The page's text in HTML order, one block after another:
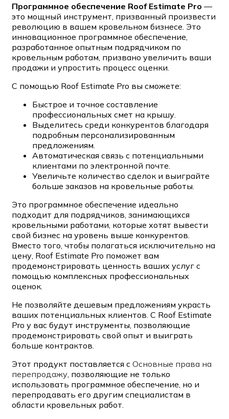
Программное обеспечение Roof Estimate Pro —
это мощный инструмент, призванный произвести
революцию в вашем кровельном бизнесе. Это
инновационное программное обеспечение,
разработанное опытным подрядчиком по
кровельным работам, призвано увеличить ваши
продажи и упростить процесс оценки.
С помощью Roof Estimate Pro вы сможете:
Быстрое и точное составление
профессиональных смет на крышу.
Выделитесь среди конкурентов благодаря
подробным персонализированным
предложениям.
Автоматическая связь с потенциальными
клиентами по электронной почте.
Увеличьте количество сделок и выиграйте
больше заказов на кровельные работы.
Это программное обеспечение идеально
подходит для подрядчиков, занимающихся
кровельными работами, которые хотят вывести
свой бизнес на уровень выше конкурентов.
Вместо того, чтобы полагаться исключительно на
цену, Roof Estimate Pro поможет вам
продемонстрировать ценность ваших услуг с
помощью комплексных профессиональных
оценок.
Не позволяйте дешевым предложениям украсть
ваших потенциальных клиентов. С Roof Estimate
Pro у вас будут инструменты, позволяющие
продемонстрировать свой опыт и выиграть
больше контрактов.
Этот продукт поставляется с Основные права на
перепродажу , позволяющие не только
использовать программное обеспечение, но и
перепродавать его другим специалистам в
области кровельных работ.